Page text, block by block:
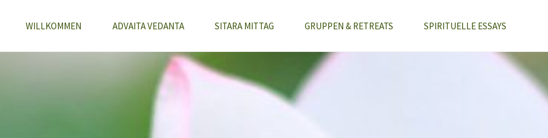
WILLKOMMEN ADVAITA VEDANTA SITARA MITTAG GRUPPEN & RETREATS SPIRITUELLE ESSAYS